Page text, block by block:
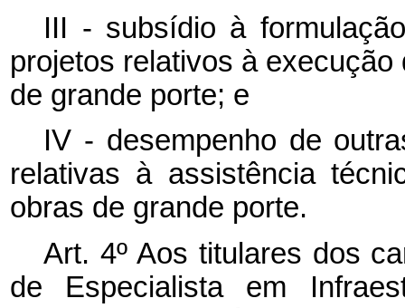
III - subsídio à
projetos relativos à
de grande porte; e
IV - desempenho de
relativas à assistência
obras de grande porte.
Art. 4º Aos titulares dos
de Especialista em